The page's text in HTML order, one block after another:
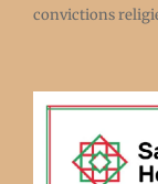
convictions